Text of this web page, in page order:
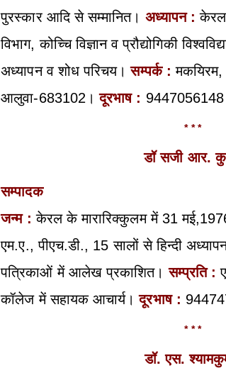
पुरस्कार आदि से सम्मानित। अध्यापन : केरल
विभाग, कोच्चि विज्ञान व प्रौद्योगिकी
अध्यापन व शोध परिचय।सम्पर्क :
आलुवा-683102।दूरभाष :
* * *
डॉ सजी आर.
सम्पादक
जन्म : केरल के मारारिक्कुलम में 31
एम.ए., पीएच.डी., 15 सालों से हिन्दी
पत्रिकाओं में आलेख प्रकाशित।सम्प्रति :
कॉलेज में सहायक आचार्य।दूरभाष :
* * *
डॉ. एस.